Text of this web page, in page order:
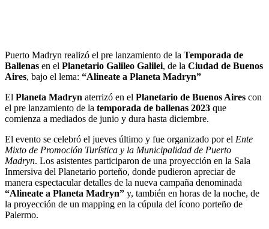
Puerto Madryn realizó el pre lanzamiento de la Temporada de
Ballenas en el Planetario Galileo Galilei, de la Ciudad de Buenos
Aires, bajo el lema: “Alineate a Planeta Madryn”
El Planeta Madryn aterrizó en el Planetario de Buenos Aires con
el pre lanzamiento de la temporada de ballenas 2023 que
comienza a mediados de junio y dura hasta diciembre.
El evento se celebró el jueves último y fue organizado por el Ente
Mixto de Promoción Turística y la Municipalidad de Puerto
Madryn. Los asistentes participaron de una proyección en la Sala
Inmersiva del Planetario porteño, donde pudieron apreciar de
manera espectacular detalles de la nueva campaña denominada
“Alineate a Planeta Madryn” y, también en horas de la noche, de
la proyección de un mapping en la cúpula del ícono porteño de
Palermo.